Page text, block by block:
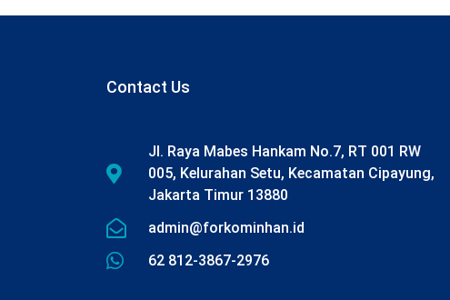
Contact Us
Jl. Raya Mabes Hankam No.7, RT 001 RW
005, Kelurahan Setu, Kecamatan Cipayung,
Jakarta Timur 13880
admin@forkominhan.id
62 812-3867-2976